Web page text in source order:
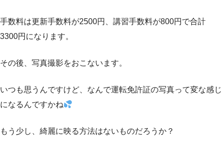
手数料は更新手数料が2500円、講習手数料が800円で合計
3300円になります。
その後、写真撮影をおこないます。
いつも思うんですけど、なんで運転免許証の写真って変な感じ
になるんですかね
もう少し、綺麗に映る方法はないものだろうか？